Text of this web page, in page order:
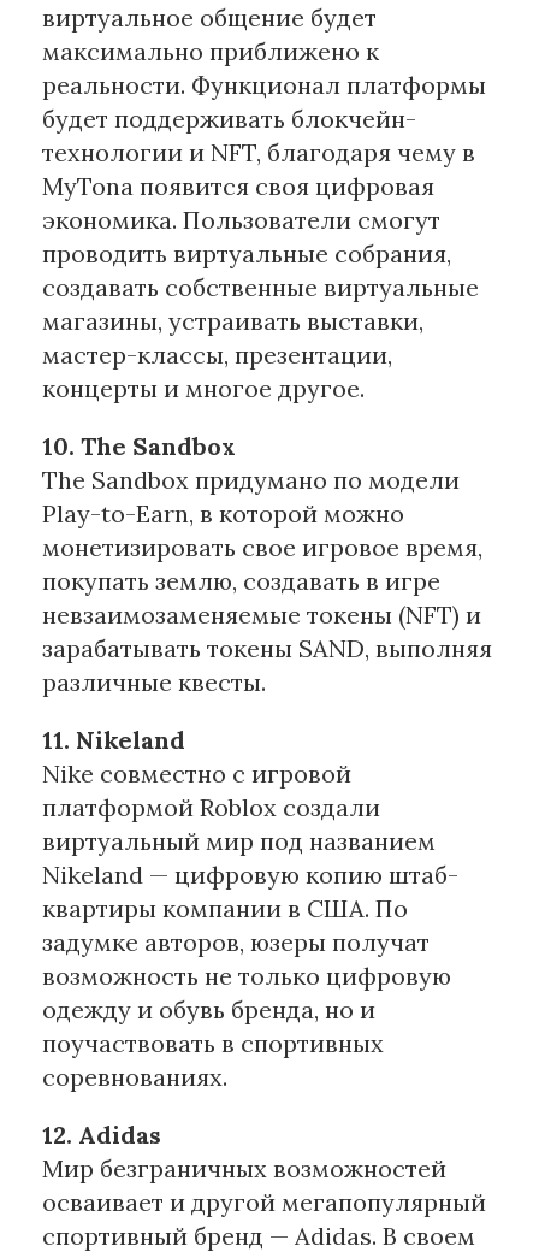
виртуальное общение будет
максимально приближено к
реальности. Функционал платформы
будет поддерживать блокчейн-
технологии и NFT, благодаря чему в
MyTona появится своя цифровая
экономика. Пользователи смогут
проводить виртуальные собрания,
создавать собственные виртуальные
магазины, устраивать выставки,
мастер-классы, презентации,
концерты и многое другое.
10. The Sandbox
The Sandbox придумано по модели
Play-to-Earn, в которой можно
монетизировать свое игровое время,
покупать землю, создавать в игре
невзаимозаменяемые токены (NFT) и
зарабатывать токены SAND, выполняя
различные квесты.
11. Nikeland
Nike совместно с игровой
платформой Roblox создали
виртуальный мир под названием
Nikeland — цифровую копию штаб-
квартиры компании в США. По
задумке авторов, юзеры получат
возможность не только цифровую
одежду и обувь бренда, но и
поучаствовать в спортивных
соревнованиях.
12. Adidas
Мир безграничных возможностей
осваивает и другой мегапопулярный
спортивный бренд — Adidas. В своем